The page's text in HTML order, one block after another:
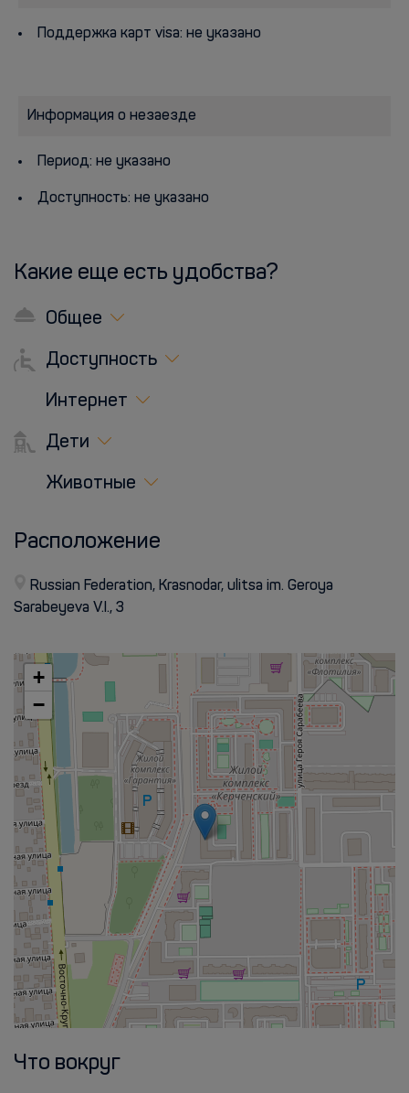
Поддержка карт visa: не указано
Информация о незаезде
Период: не указано
Доступность: не указано
Какие еще есть удобства?
Общее
Доступность
Интернет
Дети
Животные
Расположение
Russian Federation, Krasnodar, ulitsa im. Geroya
Sarabeyeva V.I., 3
+
−
Что вокруг